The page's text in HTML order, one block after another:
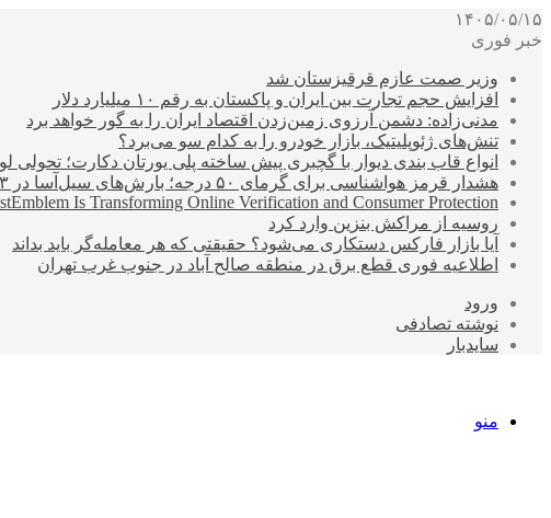
۱۴۰۵/۰۵/۱۵
خبر فوری
وزیر صمت عازم قرقیزستان شد
افزایش حجم تجارت بین ایران و پاکستان به رقم ۱۰ میلیارد دلار
مدنی‌زاده: دشمن آرزوی زمین‌زدن اقتصاد ایران را به گور خواهد برد
تنش‌های ژئوپلیتیک، بازار خودرو را به کدام سو می‌برد؟
انواع قاب بندی دیوار با گچبری پیش ساخته پلی یورتان دکارت؛
هشدار قرمز هواشناسی برای گرمای ۵۰ درجه؛ بارش‌های سیل‌آسا در ۳ استان
Is Transforming Online Verification and Consumer Protection
روسیه از مراکش بنزین وارد کرد
آیا بازار فارکس دستکاری می‌شود؟ حقیقتی که هر معامله‌گر باید بداند
اطلاعیه فوری قطع برق در منطقه صالح آباد در جنوب غرب تهران
ورود
نوشته تصادفی
سایدبار
منو